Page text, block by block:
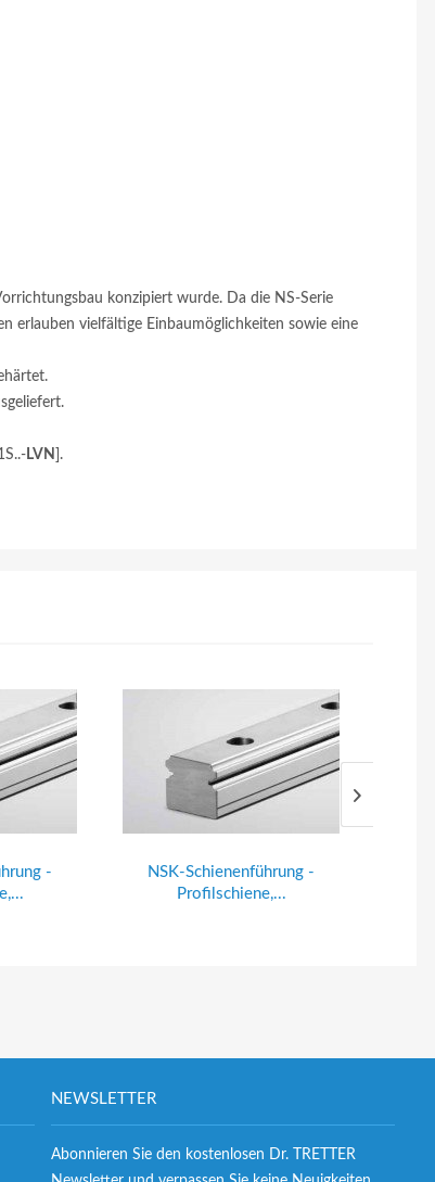
konzipiert wurde. Da die NS-Serie
erlauben vielfältige Einbaumöglichkeiten sowie eine
LVN ].
-
NSK-Schienenführung -
Profilschiene,...
NEWSLETTER
Abonnieren Sie den kostenlosen Dr. TRETTER